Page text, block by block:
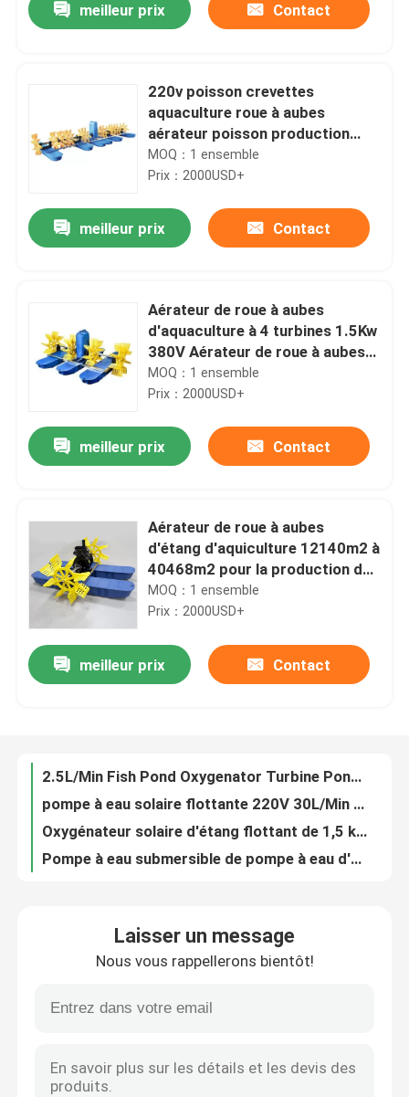
Maison
Produits
Vidéos
Visite d'usine
Contrôle de qualité
Demandez une citation
Aérateur de roue de palette d'aquiculture
meilleur prix Contact
220v poisson crevettes
aquaculture roue à aubes
aérateur poisson production
ferme étang barboteur
MOQ：1 ensemble
Prix：2000USD+
meilleur prix Contact
Aérateur de roue à aubes
d'aquaculture à 4 turbines 1.5Kw
380V Aérateur de roue à aubes
solaire
MOQ：1 ensemble
Prix：2000USD+
meilleur prix Contact
Aérateur de roue à aubes
d'étang d'aquiculture 12140m2 à
40468m2 pour la production de
poissons
MOQ：1 ensemble
Prix：2000USD+
meilleur prix Contact
Générateur d'oxygène de concentrateur d'oxygène d'étang à poissons d'AC DC pour l'étang à poissons
Pompe submersible solaire submersible à eau de 50 mm de diamètre d'entrée 1hp
pompe à eau d'acier inoxydable adaptée aux besoins du client par 220V de la pompe à eau de l'énergie solaire 30L/Min
5m Black Lake Pond Oxygenator Solar Oxygen Turbine Grand oxygénateur de bassin
Laisser un message
Nous vous rappellerons bientôt!